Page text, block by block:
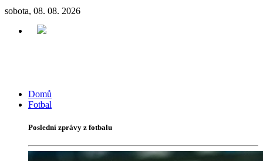
sobota, 08. 08. 2026
Domů
Fotbal
Poslední zprávy z fotbalu